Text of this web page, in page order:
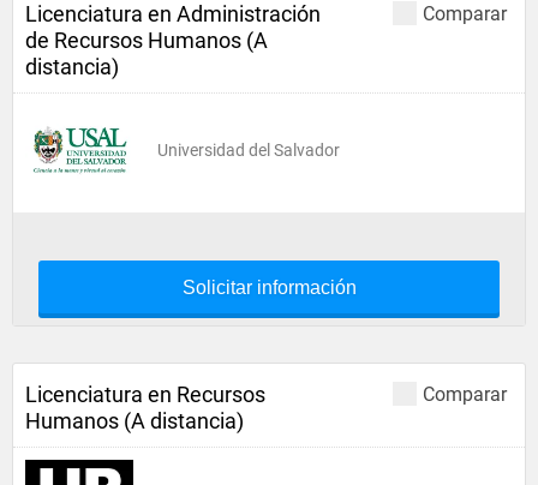
Comparar
Licenciatura en Administración
de Recursos Humanos (A
distancia)
Universidad del Salvador
Solicitar información
Comparar
Licenciatura en Recursos
Humanos (A distancia)